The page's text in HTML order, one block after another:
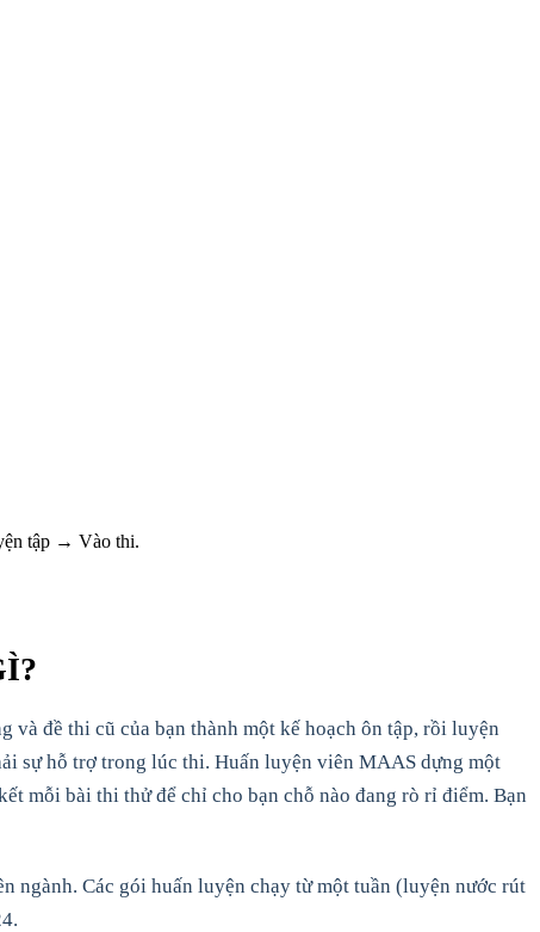
tập → Vào thi.
đề thi cũ của bạn thành một kế hoạch ôn tập, rồi luyện
sự hỗ trợ trong lúc thi. Huấn luyện viên MAAS dựng một
mỗi bài thi thử để chỉ cho bạn chỗ nào đang rò rỉ điểm. Bạn
ngành. Các gói huấn luyện chạy từ một tuần (luyện nước rút